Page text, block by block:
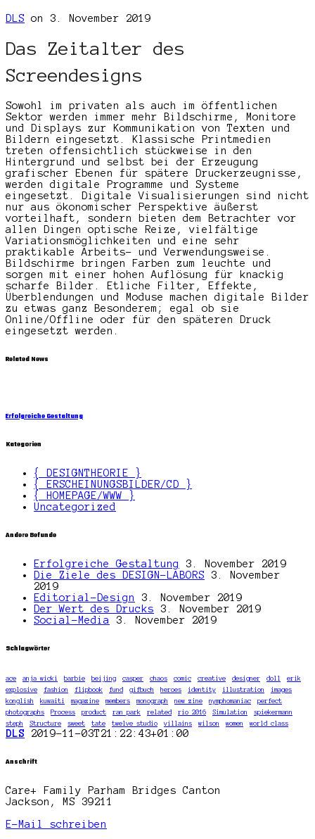
DLS on 3. November 2019
Das Zeitalter des
Screendesigns
Sowohl im privaten als auch im öffentlichen
Sektor werden immer mehr Bildschirme, Monitore
und Displays zur Kommunikation von Texten und
Bildern eingesetzt. Klassische Printmedien
treten offensichtlich stückweise in den
Hintergrund und selbst bei der Erzeugung
grafischer Ebenen für spätere Druckerzeugnisse,
werden digitale Programme und Systeme
eingesetzt. Digitale Visualisierungen sind nicht
nur aus ökonomischer Perspektive äußerst
vorteilhaft, sondern bieten dem Betrachter vor
allen Dingen optische Reize, vielfältige
Variationsmöglichkeiten und eine sehr
praktikable Arbeits- und Verwendungsweise.
Bildschirme bringen Farben zum leuchte und
sorgen mit einer hohen Auflösung für knackig
scharfe Bilder. Etliche Filter, Effekte,
Überblendungen und Moduse machen digitale Bilder
zu etwas ganz Besonderem; egal ob sie
Online/Offline oder für den späteren Druck
eingesetzt werden.
Related News
Erfolgreiche Gestaltung
Kategorien
{ DESIGNTHEORIE }
{ ERSCHEINUNGSBILDER/CD }
{ HOMEPAGE/WWW }
Uncategorized
Andere Befunde
Erfolgreiche Gestaltung
3. November 2019
Die Ziele des DESIGN-LABORS
3. November
2019
Editorial-Design
3. November 2019
Der Wert des Drucks
3. November 2019
Social-Media
3. November 2019
Schlagwörter
ace anja wicki barbie beijing casper chaos comic creative designer doll
erik
explosive
fashion flipbook fund gifbuch heroes identity illustration
images
konglish
kuwaiti magazine members monograph new zine nymphomaniac
perfect
photographs
Process product ran park related rio 2016 Simulation
spiekermann
steph
Structure sweet tate twelve studio villains wilson women world class
DLS 2019-11-03T21:22:43+01:00
Anschrift
Care+ Family Parham Bridges Canton
Jackson, MS 39211
E-Mail schreiben